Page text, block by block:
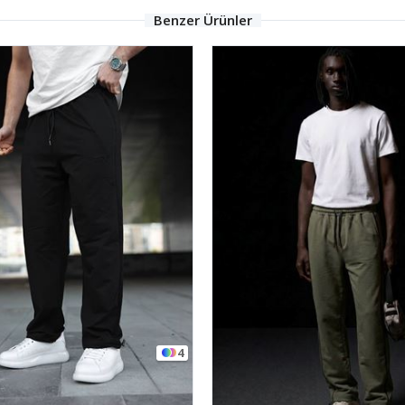
Benzer Ürünler
4